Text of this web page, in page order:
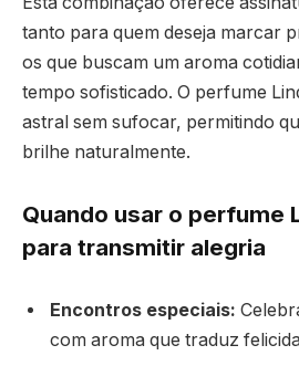
tanto para quem deseja marcar
os que buscam um aroma
tempo sofisticado. O perfume
astral sem sufocar, permitindo
brilhe naturalmente.
Quando usar o perfume
para transmitir alegria
Encontros especiais:
com aroma que traduz